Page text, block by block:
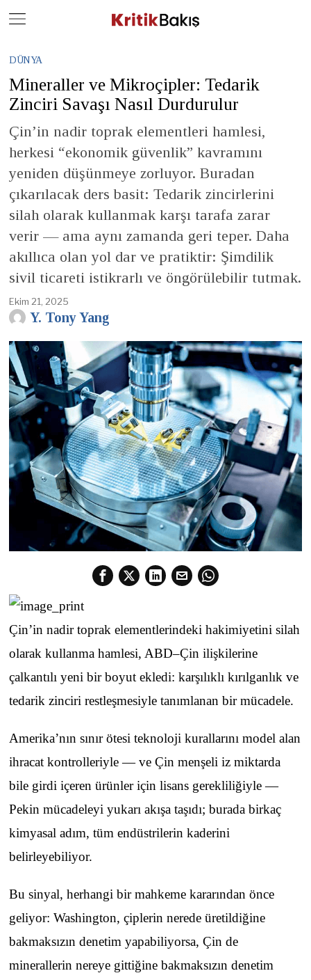
DÜNYA
Mineraller ve Mikroçipler: Tedarik
Zinciri Savaşı Nasıl Durdurulur
Çin’in nadir toprak elementleri hamlesi,
herkesi “ekonomik güvenlik” kavramını
yeniden düşünmeye zorluyor. Buradan
çıkarılacak ders basit: Tedarik zincirlerini
silah olarak kullanmak karşı tarafa zarar
verir — ama aynı zamanda geri teper. Daha
akıllıca olan yol dar ve pratiktir: Şimdilik
sivil ticareti istikrarlı ve öngörülebilir tutmak.
Ekim 21, 2025
Y. Tony Yang
Çin’in nadir toprak elementlerindeki hakimiyetini silah
olarak kullanma hamlesi, ABD–Çin ilişkilerine
çalkantılı yeni bir boyut ekledi: karşılıklı kırılganlık ve
tedarik zinciri restleşmesiyle tanımlanan bir mücadele.
Amerika’nın sınır ötesi teknoloji kurallarını model alan
ihracat kontrolleriyle — ve Çin menşeli iz miktarda
bile girdi içeren ürünler için lisans gerekliliğiyle —
Pekin mücadeleyi yukarı akışa taşıdı; burada birkaç
kimyasal adım, tüm endüstrilerin kaderini
belirleyebiliyor.
Bu sinyal, herhangi bir mahkeme kararından önce
geliyor: Washington, çiplerin nerede üretildiğine
bakmaksızın denetim yapabiliyorsa, Çin de
minerallerin nereye gittiğine bakmaksızın denetim